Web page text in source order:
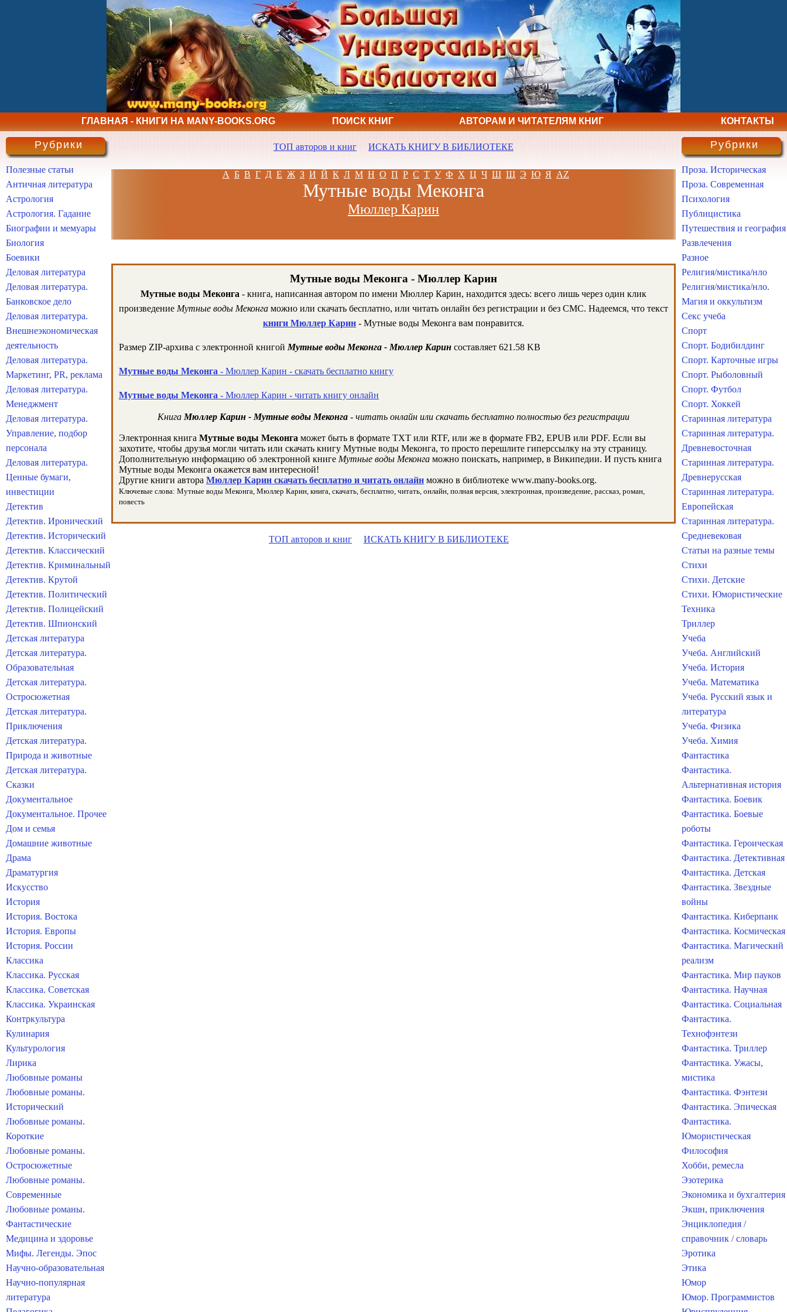
ГЛАВНАЯ - КНИГИ НА MANY-BOOKS.ORG ПОИСК КНИГ АВТОРАМ И ЧИТАТЕЛЯМ КНИГ КОНТАКТЫ
ТОП авторов и книг ИСКАТЬ КНИГУ В БИБЛИОТЕКЕ
А Б В Г Д Е Ж З И Й К Л М Н О П Р С Т У Ф Х Ц Ч Ш Щ Э Ю Я AZ
Мутные воды Меконга
Мюллер Карин
Мутные воды Меконга - Мюллер Карин
Мутные воды Меконга - книга, написанная автором по имени Мюллер Карин, находится здесь: всего лишь через один клик
произведение Мутные воды Меконга можно или скачать бесплатно, или читать онлайн без регистрации и без СМС. Надеемся, что текст
книги Мюллер Карин - Мутные воды Меконга вам понравится.
Размер ZIP-архива c электронной книгой Мутные воды Меконга - Мюллер Карин составляет 621.58 KB
Мутные воды Меконга - Мюллер Карин - скачать бесплатно книгу
Мутные воды Меконга - Мюллер Карин - читать книгу онлайн
Книга Мюллер Карин - Мутные воды Меконга - читать онлайн или скачать бесплатно полностью без регистрации
Электронная книга Мутные воды Меконга может быть в формате TXT или RTF, или же в формате FB2, EPUB или PDF. Если вы
захотите, чтобы друзья могли читать или скачать книгу Мутные воды Меконга, то просто перешлите гиперссылку на эту страницу.
Дополнительную информацию об электронной книге Мутные воды Меконга можно поискать, например, в Википедии. И пусть книга
Мутные воды Меконга окажется вам интересной!
Другие книги автора Мюллер Карин скачать бесплатно и читать онлайн можно в библиотеке www.many-books.org.
Ключевые слова: Мутные воды Меконга, Мюллер Карин, книга, скачать, бесплатно, читать, онлайн, полная версия, электронная, произведение, рассказ, роман,
повесть
ТОП авторов и книг ИСКАТЬ КНИГУ В БИБЛИОТЕКЕ
Рубрики
Полезные статьи
Античная литература
Астрология
Астрология. Гадание
Биографии и мемуары
Биология
Боевики
Деловая литература
Деловая литература.
Банковское дело
Деловая литература.
Внешнеэкономическая
деятельность
Деловая литература.
Маркетинг, PR, реклама
Деловая литература.
Менеджмент
Деловая литература.
Управление, подбор
персонала
Деловая литература.
Ценные бумаги,
инвестиции
Детектив
Детектив. Иронический
Детектив. Исторический
Детектив. Классический
Детектив. Криминальный
Детектив. Крутой
Детектив. Политический
Детектив. Полицейский
Детектив. Шпионский
Детская литература
Детская литература.
Образовательная
Детская литература.
Остросюжетная
Детская литература.
Приключения
Детская литература.
Природа и животные
Детская литература.
Сказки
Документальное
Документальное. Прочее
Дом и семья
Домашние животные
Драма
Драматургия
Искусство
История
История. Востока
История. Европы
История. России
Классика
Классика. Русская
Классика. Советская
Классика. Украинская
Контркультура
Кулинария
Культурология
Лирика
Любовные романы
Любовные романы.
Исторический
Любовные романы.
Короткие
Любовные романы.
Остросюжетные
Любовные романы.
Современные
Любовные романы.
Фантастические
Медицина и здоровье
Мифы. Легенды. Эпос
Научно-образовательная
Научно-популярная
литература
Рубрики
Проза. Историческая
Проза. Современная
Психология
Публицистика
Путешествия и география
Развлечения
Разное
Религия/мистика/нло
Религия/мистика/нло.
Магия и оккультизм
Секс учеба
Спорт
Спорт. Бодибилдинг
Спорт. Карточные игры
Спорт. Рыболовный
Спорт. Футбол
Спорт. Хоккей
Старинная литература
Старинная литература.
Древневосточная
Старинная литература.
Древнерусская
Старинная литература.
Европейская
Старинная литература.
Средневековая
Статьи на разные темы
Стихи
Стихи. Детские
Стихи. Юмористические
Техника
Триллер
Учеба
Учеба. Английский
Учеба. История
Учеба. Математика
Учеба. Русский язык и
литература
Учеба. Физика
Учеба. Химия
Фантастика
Фантастика.
Альтернативная история
Фантастика. Боевик
Фантастика. Боевые
роботы
Фантастика. Героическая
Фантастика. Детективная
Фантастика. Детская
Фантастика. Звездные
войны
Фантастика. Киберпанк
Фантастика. Космическая
Фантастика. Магический
реализм
Фантастика. Мир пауков
Фантастика. Научная
Фантастика. Социальная
Фантастика.
Технофэнтези
Фантастика. Триллер
Фантастика. Ужасы,
мистика
Фантастика. Фэнтези
Фантастика. Эпическая
Фантастика.
Юмористическая
Философия
Хобби, ремесла
Эзотерика
Экономика и бухгалтерия
Экшн, приключения
Энциклопедия /
справочник / словарь
Эротика
Этика
Юмор
Юмор. Программистов